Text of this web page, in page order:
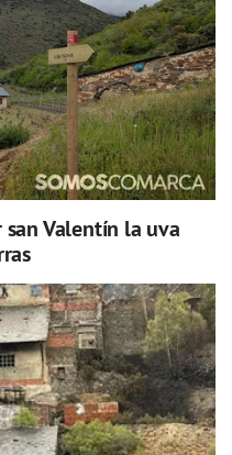
Valentín la uva